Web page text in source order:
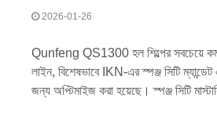
2026-01-26
Qunfeng QS1300 হল শিল্পের সবচেয়ে
লাইন, বিশেষভাবে IKN-এর স্পঞ্জ সিটি ম্যান্ডেট
জন্য অপ্টিমাইজ করা হয়েছে। স্পঞ্জ সিটি